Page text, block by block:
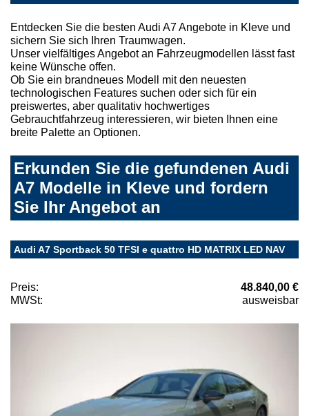
Entdecken Sie die besten Audi A7 Angebote in Kleve und
sichern Sie sich Ihren Traumwagen.
Unser vielfältiges Angebot an Fahrzeugmodellen lässt fast
keine Wünsche offen.
Ob Sie ein brandneues Modell mit den neuesten
technologischen Features suchen oder sich für ein
preiswertes, aber qualitativ hochwertiges
Gebrauchtfahrzeug interessieren, wir bieten Ihnen eine
breite Palette an Optionen.
Erkunden Sie die gefundenen Audi
A7 Modelle in Kleve und fordern
Sie Ihr Angebot an
Audi A7 Sportback 50 TFSI e quattro HD MATRIX LED NAV
Preis:
48.840,00 €
MWSt:
ausweisbar